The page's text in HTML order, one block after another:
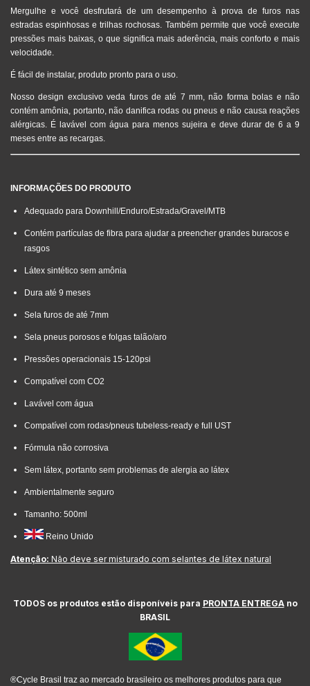
Mergulhe e você desfrutará de um desempenho à prova de furos nas
estradas espinhosas e trilhas rochosas. Também permite que você execute
pressões mais baixas, o que significa mais aderência, mais conforto e mais
velocidade.
É fácil de instalar, produto pronto para o uso.
Nosso design exclusivo veda furos de até 7 mm, não forma bolas e não
contém amônia, portanto, não danifica rodas ou pneus e não causa reações
alérgicas. É lavável com água para menos sujeira e deve durar de 6 a 9
meses entre as recargas.
INFORMAÇÕES DO PRODUTO
Adequado para Downhill/Enduro/Estrada/Gravel/MTB
Contém partículas de fibra para ajudar a preencher grandes buracos e
rasgos
Látex sintético sem amônia
Dura até 9 meses
Sela furos de até 7mm
Sela pneus porosos e folgas talão/aro
Pressões operacionais 15-120psi
Compatível com CO2
Lavável com água
Compatível com rodas/pneus tubeless-ready e full UST
Fórmula não corrosiva
Sem látex, portanto sem problemas de alergia ao látex
Ambientalmente seguro
Tamanho: 500ml
Reino Unido
Atenção: Não deve ser misturado com selantes de látex natural
TODOS os produtos estão disponíveis para PRONTA ENTREGAno
BRASIL
®Cycle Brasil traz ao mercado brasileiro os melhores produtos para que